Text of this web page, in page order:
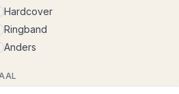
Hardcover
Ringband
Anders